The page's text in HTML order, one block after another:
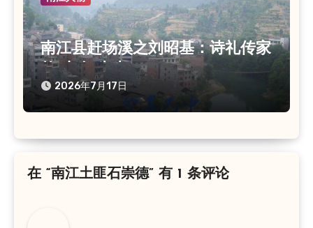
南江县赶场溪之刘昭基：诗礼传家
的“小仓”先生
2026年7月17日
在 “南江土匪石崇德” 有 1 条评论